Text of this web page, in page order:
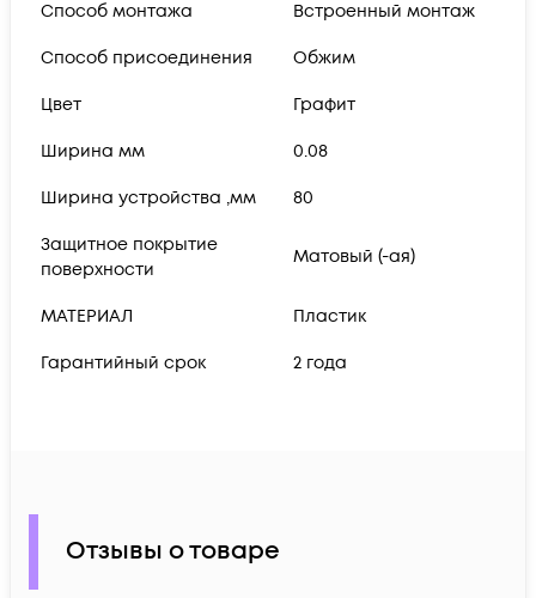
Способ монтажа Встроенный монтаж
Способ присоединения Обжим
Цвет Графит
Ширина мм 0.08
Ширина устройства ,мм 80
Защитное покрытие
поверхности
Матовый (-ая)
МАТЕРИАЛ Пластик
Гарантийный срок 2 года
Отзывы о товаре